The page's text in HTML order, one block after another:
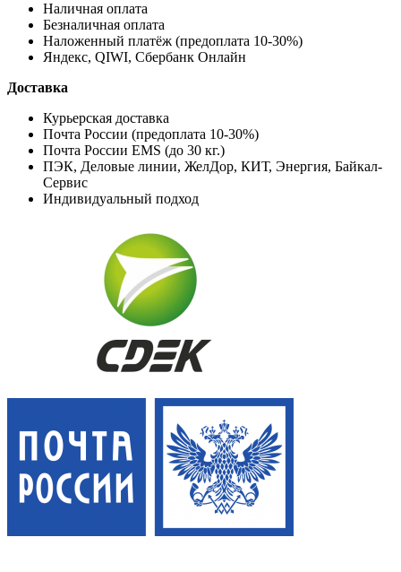
Наличная оплата
Безналичная оплата
Наложенный платёж (предоплата 10-30%)
Яндекс, QIWI, Сбербанк Онлайн
Доставка
Курьерская доставка
Почта России (предоплата 10-30%)
Почта России EMS (до 30 кг.)
ПЭК, Деловые линии, ЖелДор, КИТ, Энергия, Байкал-
Сервис
Индивидуальный подход